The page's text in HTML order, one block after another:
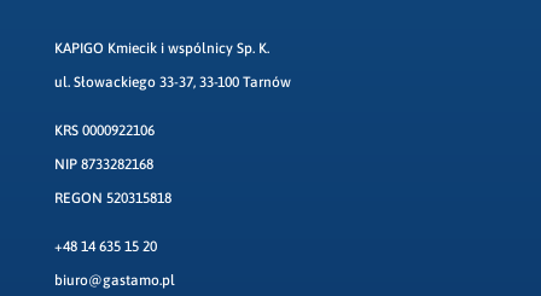
KAPIGO Kmiecik i wspólnicy Sp. K.
ul. Słowackiego 33-37, 33-100 Tarnów
KRS 0000922106
NIP 8733282168
REGON 520315818
+48 14 635 15 20
biuro@gastamo.pl